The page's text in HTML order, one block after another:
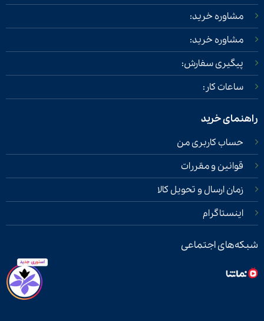
مشاوره خرید:
مشاوره خرید:
پیگیری سفارش:
ساعات کار:
راهنمای خرید
حساب کاربری من
قوانین و مقررات
زمان ارسال و تحویل کالا
اینستاگرام
شبکه‌های اجتماعی